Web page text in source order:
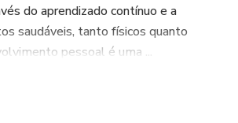
do aprendizado contínuo e a
saudáveis, tanto físicos quanto
pessoal é uma ...